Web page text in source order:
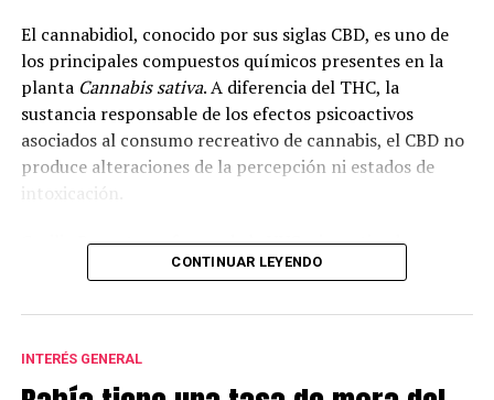
El cannabidiol, conocido por sus siglas CBD, es uno de
los principales compuestos químicos presentes en la
planta Cannabis sativa. A diferencia del THC, la
sustancia responsable de los efectos psicoactivos
asociados al consumo recreativo de cannabis, el CBD no
produce alteraciones de la percepción ni estados de
Cecilia Bouzat, profesora de la UNS e investigadora
superior del CONICET, explicó que en la investigación se
7, una molécula que interviene en la comunicación
entre neuronas e incide en la cognición, la memoria y el
CONTINUAR LEYENDO
INTERÉS GENERAL